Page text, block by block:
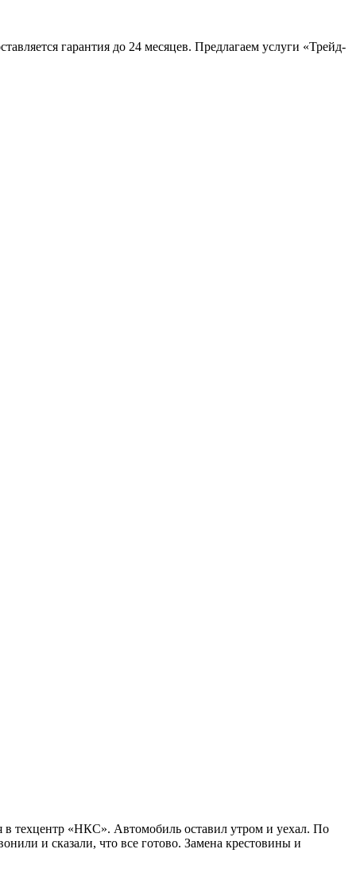
гарантия до 24 месяцев. Предлагаем услуги «Трейд-
техцентр «НКС». Автомобиль оставил утром и уехал. По
и сказали, что все готово. Замена крестовины и